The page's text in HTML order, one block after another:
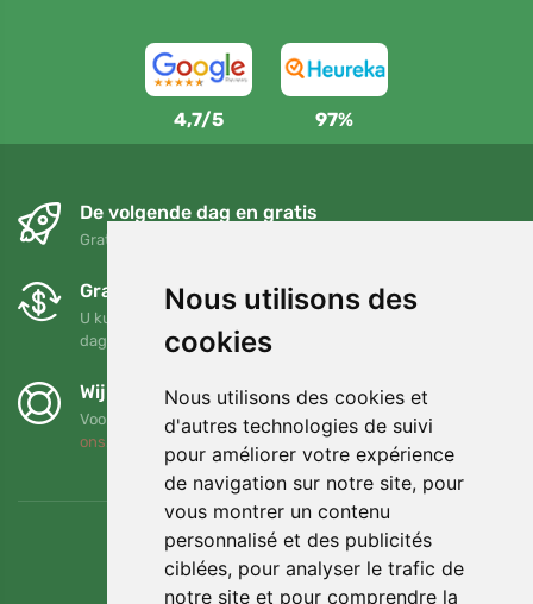
Nous utilisons des
cookies
Nous utilisons des cookies et
d'autres technologies de suivi
pour améliorer votre expérience
de navigation sur notre site, pour
vous montrer un contenu
personnalisé et des publicités
ciblées, pour analyser le trafic de
notre site et pour comprendre la
4,7/5 97%
De volgende dag en gratis
Gratis verzending voor bestellingen boven 95 EUR
Gratis ruilen en retourneren
U kunt uw bestelling op elk gewenst moment binnen 90
dagen retourneren of ruilen
Wij steunen Trees.org
Voor elke bestelling planten we een boom! Lees meer
ons